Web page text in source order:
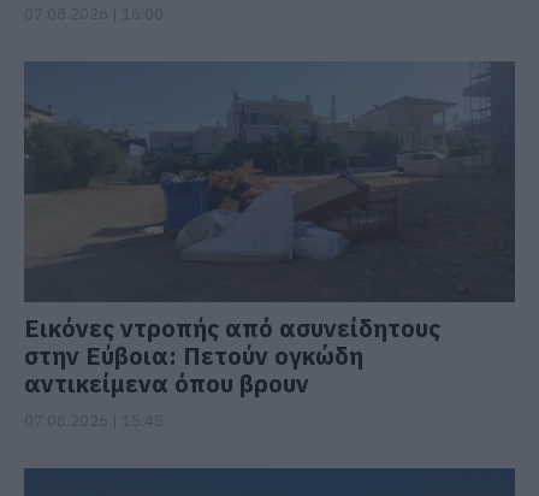
Εικόνες ντροπής από ασυνείδητους
στην Εύβοια: Πετούν ογκώδη
αντικείμενα όπου βρουν